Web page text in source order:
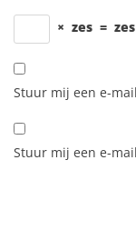
× zes = zes
Stuur mij een e-
Stuur mij een e-